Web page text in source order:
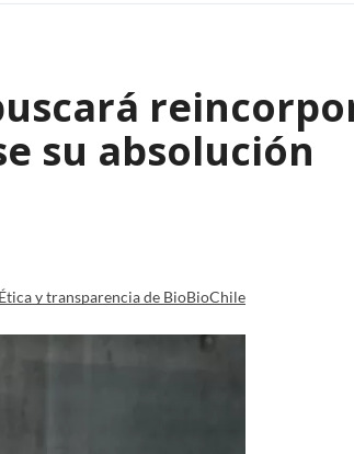
su absolución
Ética y transparencia de BioBioChile